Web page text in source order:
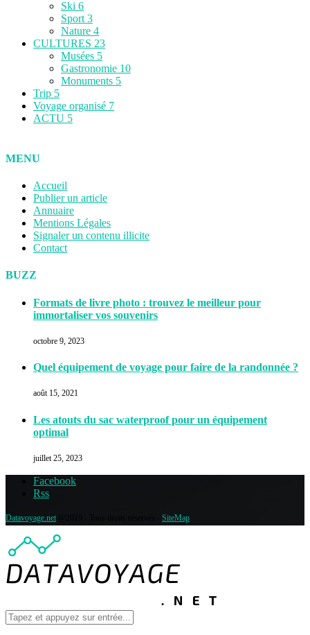
Ski 6
Sport 3
Nature 4
CULTURES 23
Musées 5
Gastronomie 10
Monuments 5
Trip 5
Voyage organisé 7
ACTU 5
MENU
Accueil
Publier un article
Annuaire
Mentions Légales
Signaler un contenu illicite
Contact
BUZZ
Formats de livre photo : trouvez le meilleur pour
immortaliser vos souvenirs
octobre 9, 2023
Quel équipement de voyage pour faire de la randonnée ?
août 15, 2021
Les atouts du sac waterproof pour un équipement
optimal
juillet 25, 2023
Facebook
Rss
Datavoyage.net SiteMap